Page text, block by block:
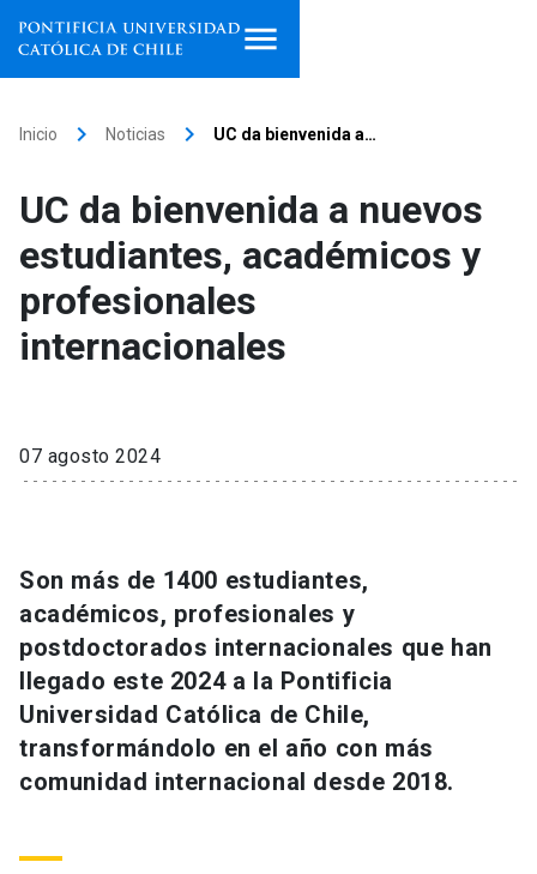
Facultades, escuelas e
institutos
Investigación
Información para keyboard_arrow_down
Futuros estudiantes
Estudiantes
Académicos
Personal
Go to english site launch
ACCESOS DIRECTOS
Admisión launch
Inicio keyboard_arrow_right Noticias keyboard_arrow_right UC da bienvenida a…
UC da bienvenida a nuevos
estudiantes, académicos y
profesionales
internacionales
07 agosto 2024
Son más de 1400 estudiantes,
académicos, profesionales y
postdoctorados internacionales que han
llegado este 2024 a la Pontificia
Universidad Católica de Chile,
transformándolo en el año con más
comunidad internacional desde 2018.